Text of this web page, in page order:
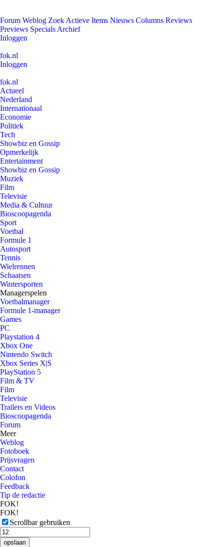
Forum Weblog Zoek Actieve Items Nieuws Columns Reviews
Previews Specials Archief
Inloggen
fok.nl
Inloggen
fok.nl
Actueel
Nederland
Internationaal
Economie
Politiek
Tech
Showbiz en Gossip
Opmerkelijk
Entertainment
Showbiz en Gossip
Muziek
Film
Televisie
Media & Cultuur
Bioscoopagenda
Sport
Voetbal
Formule 1
Autosport
Tennis
Wielrennen
Schaatsen
Wintersporten
Managerspelen
Voetbalmanager
Formule 1-manager
Games
PC
Playstation 4
Xbox One
Nintendo Switch
Xbox Series X|S
PlayStation 5
Film & TV
Film
Televisie
Trailers en Videos
Bioscoopagenda
Forum
Meer
Weblog
Fotoboek
Prijsvragen
Contact
Colofon
Feedback
Tip de redactie
FOK!
FOK!
Scrollbar gebruiken
opslaan